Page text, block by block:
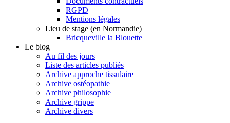
RGPD
Mentions légales
Lieu de stage (en Normandie)
Bricqueville la Blouette
Le blog
Au fil des jours
Liste des articles publiés
Archive approche tissulaire
Archive ostéopathie
Archive philosophie
Archive grippe
Archive divers